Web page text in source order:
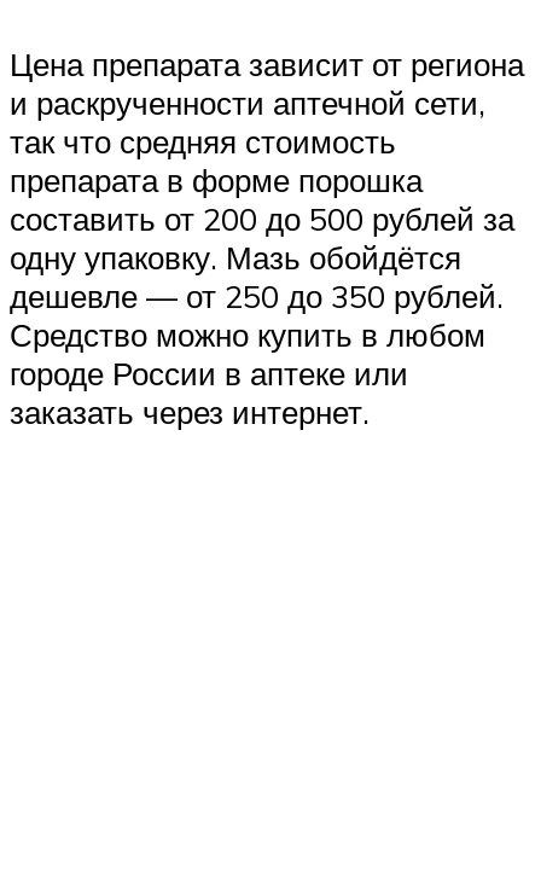
Цена препарата зависит от региона
и раскрученности аптечной сети,
так что средняя стоимость
препарата в форме порошка
составить от 200 до 500 рублей за
одну упаковку. Мазь обойдётся
дешевле — от 250 до 350 рублей.
Средство можно купить в любом
городе России в аптеке или
заказать через интернет.